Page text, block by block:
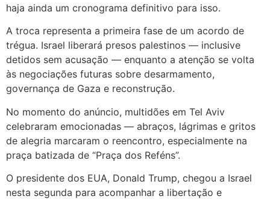
haja ainda um cronograma definitivo para isso.
A troca representa a primeira fase de um acordo de
trégua. Israel liberará presos palestinos — inclusive
detidos sem acusação — enquanto a atenção se volta
às negociações futuras sobre desarmamento,
governança de Gaza e reconstrução.
No momento do anúncio, multidões em Tel Aviv
celebraram emocionadas — abraços, lágrimas e gritos
de alegria marcaram o reencontro, especialmente na
praça batizada de “Praça dos Reféns”.
O presidente dos EUA, Donald Trump, chegou a Israel
nesta segunda para acompanhar a libertação e